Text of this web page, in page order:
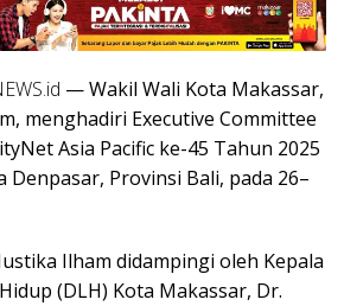
— Wakil Wali Kota Makassar,
menghadiri Executive Committee
Asia Pacific ke-45 Tahun 2025
Denpasar, Provinsi Bali, pada 26–
Ilham didampingi oleh Kepala
(DLH) Kota Makassar, Dr.